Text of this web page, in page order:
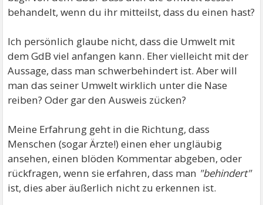
behandelt, wenn du ihr mitteilst, dass du einen hast?
Ich persönlich glaube nicht, dass die Umwelt mit
dem GdB viel anfangen kann. Eher vielleicht mit der
Aussage, dass man schwerbehindert ist. Aber will
man das seiner Umwelt wirklich unter die Nase
reiben? Oder gar den Ausweis zücken?
Meine Erfahrung geht in die Richtung, dass
Menschen (sogar Ärzte!) einen eher ungläubig
ansehen, einen blöden Kommentar abgeben, oder
rückfragen, wenn sie erfahren, dass man "behindert"
ist, dies aber äußerlich nicht zu erkennen ist.